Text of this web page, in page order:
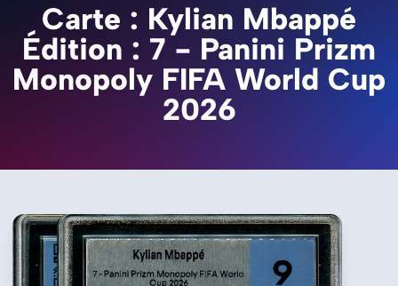
Carte : Kylian Mbappé
Édition : 7 - Panini Prizm
Monopoly FIFA World Cup
2026